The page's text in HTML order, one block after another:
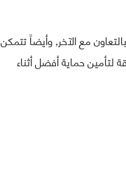
مع الآخر, وأيضاً تتمكن
حماية أفضل أثناء